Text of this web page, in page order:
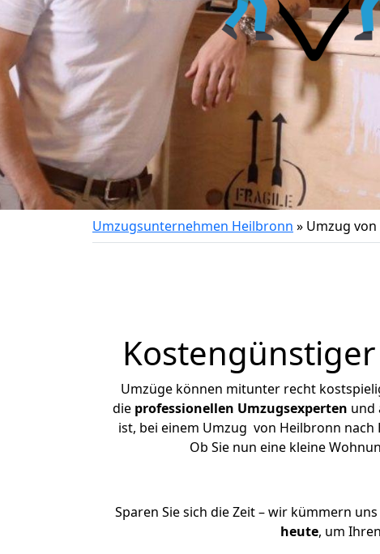
Umzugsunternehmen Heilbronn » Umzug
Umzüge können mitunter recht
die professionellen Umzugsexperten und
ist, bei einem Umzug von Heilbronn nach
Ob Sie nun eine kleine
Sparen Sie sich die Zeit – wir kümmern
heute, um